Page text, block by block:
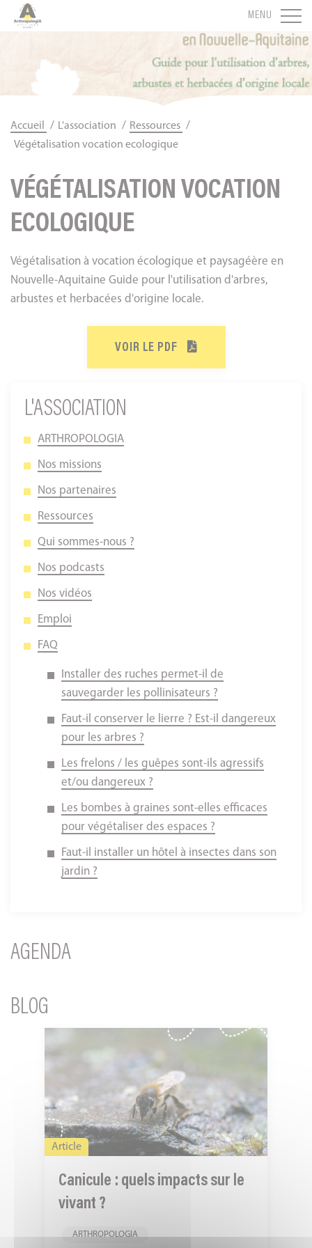
MENU
Accueil / L'association / Ressources /
Végétalisation vocation ecologique
VÉGÉTALISATION VOCATION
ECOLOGIQUE
Végétalisation à vocation écologique et paysagéère en
Nouvelle-Aquitaine Guide pour l'utilisation d'arbres,
arbustes et herbacées d'origine locale.
VOIR LE PDF
L'ASSOCIATION
ARTHROPOLOGIA
Nos missions
Nos partenaires
Ressources
Qui sommes-nous ?
Nos podcasts
Nos vidéos
Emploi
FAQ
Installer des ruches permet-il de
sauvegarder les pollinisateurs ?
Faut-il conserver le lierre ? Est-il dangereux
pour les arbres ?
Les frelons / les guêpes sont-ils agressifs
et/ou dangereux ?
Les bombes à graines sont-elles efficaces
pour végétaliser des espaces ?
Faut-il installer un hôtel à insectes dans son
jardin ?
AGENDA
BLOG
Article
Canicule : quels impacts sur le
vivant ?
ARTHROPOLOGIA
impacts
sur
le
vivant
Panneau de gestion des cookies